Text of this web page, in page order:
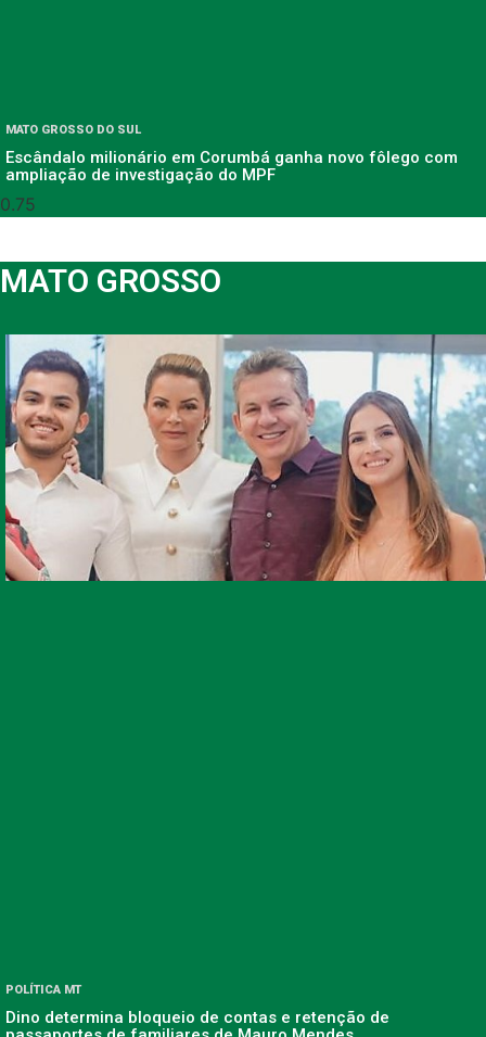
MATO GROSSO DO SUL
Escândalo milionário em Corumbá ganha novo fôlego com
ampliação de investigação do MPF
MATO GROSSO
POLÍTICA MT
Dino determina bloqueio de contas e retenção de